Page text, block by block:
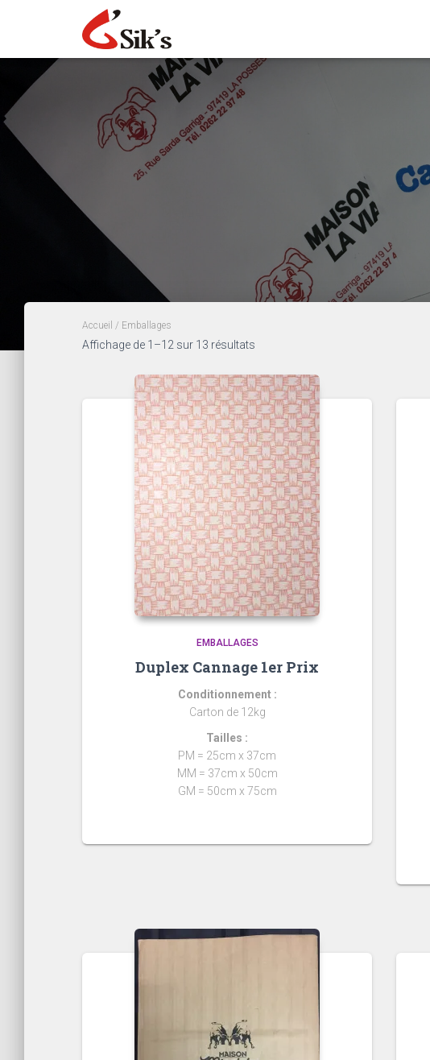
Accueil / Emballages
Affichage de 1–12 sur 13 résultats
EMBALLAGES
Duplex Cannage 1er Prix
Conditionnement :
Carton de 12kg
Tailles :
PM = 25cm x 37cm
MM = 37cm x 50cm
GM = 50cm x 75cm